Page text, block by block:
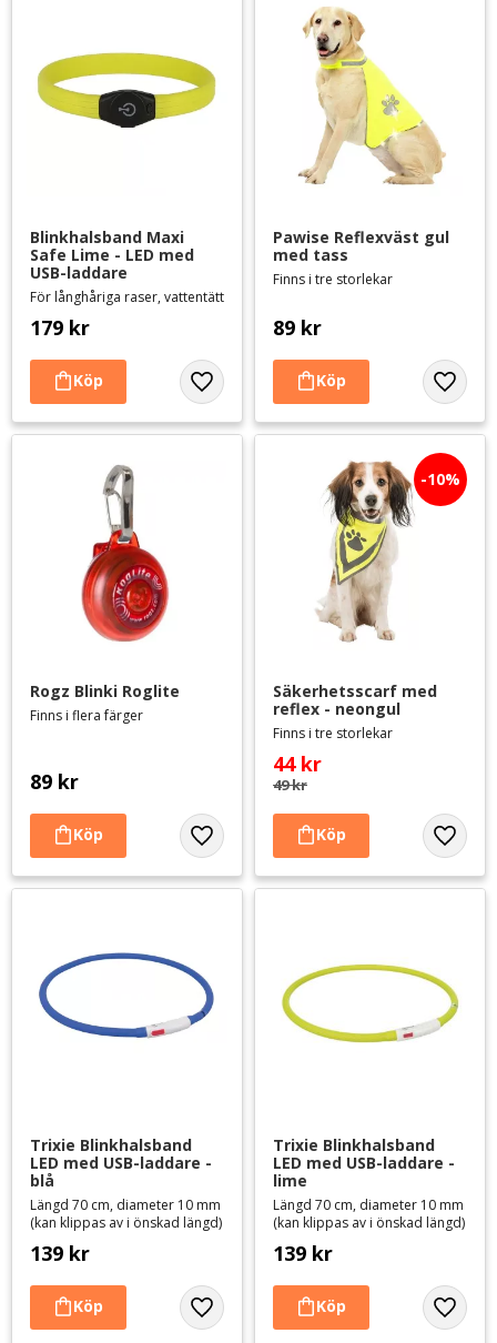
Blinkhalsband Maxi
Safe Lime - LED med
USB-laddare
För långhåriga raser, vattentätt
179 kr
Lägg till i favoriter
Pawise Reflexväst gul
med tass
Finns i tre storlekar
89 kr
Lägg
Rogz Blinki Roglite
Finns i flera färger
89 kr
Lägg till i favoriter
Säkerhetsscarf med
reflex - neongul
Finns i tre storlekar
44kr
49kr
10%
Lägg
Trixie Blinkhalsband
LED med USB-laddare -
blå
Längd 70 cm, diameter 10 mm
(kan klippas av i önskad längd)
139 kr
Lägg till i favoriter
Trixie Blinkhalsband
LED med USB-laddare -
lime
Längd 70 cm, diameter 10 mm
(kan klippas av i önskad längd)
139 kr
Lägg